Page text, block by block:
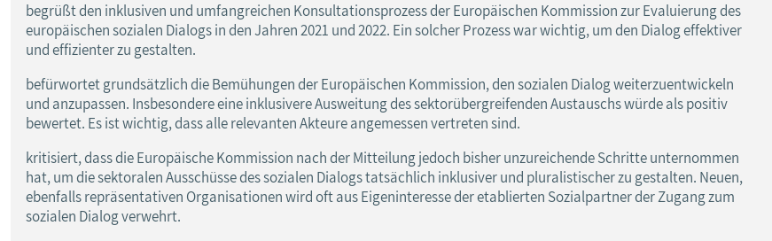
begrüßt den inklusiven und umfangreichen Konsultationsprozess der Europäischen Kommission zur Evaluierung des
europäischen sozialen Dialogs in den Jahren 2021 und 2022. Ein solcher Prozess war wichtig, um den Dialog effektiver
und effizienter zu gestalten.
befürwortet grundsätzlich die Bemühungen der Europäischen Kommission, den sozialen Dialog weiterzuentwickeln
und anzupassen. Insbesondere eine inklusivere Ausweitung des sektorübergreifenden Austauschs würde als positiv
bewertet. Es ist wichtig, dass alle relevanten Akteure angemessen vertreten sind.
kritisiert, dass die Europäische Kommission nach der Mitteilung jedoch bisher unzureichende Schritte unternommen
hat, um die sektoralen Ausschüsse des sozialen Dialogs tatsächlich inklusiver und pluralistischer zu gestalten. Neuen,
ebenfalls repräsentativen Organisationen wird oft aus Eigeninteresse der etablierten Sozialpartner der Zugang zum
sozialen Dialog verwehrt.